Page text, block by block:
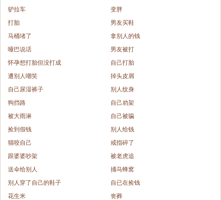
驴拉车
变胖
打胎
男友买鞋
马桶堵了
拿别人的钱
哑巴说话
男友被打
怀孕想打胎但没打成
自己打胎
遭别人嘲笑
掉头皮屑
自己尿湿裤子
别人纹身
狗挡路
自己劝架
被大雨淋
自己被骗
捡到假钱
别人给钱
猫咬自己
戒指碎了
跟婆婆吵架
被老虎追
送伞给别人
捅马蜂窝
别人穿了自己的鞋子
自已在捡钱
花生米
丧葬